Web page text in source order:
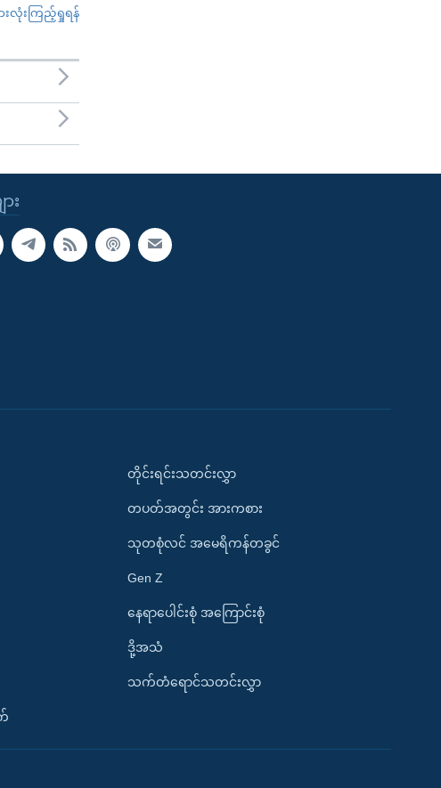
းလုံးကြည့်ရှုရန်
း
တိုင်းရင်းသတင်းလွှာ
တပတ်အတွင်း အားကစား
သုတစုံလင် အမေရိကန်တခွင်
Gen Z
နေရာပေါင်းစုံ အကြောင်းစုံ
ဒို့အသံ
သက်တံရောင်သတင်းလွှာ